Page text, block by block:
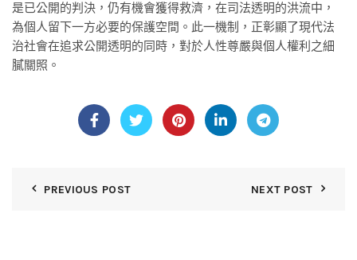
是已公開的判決，仍有機會獲得救濟，在司法透明的洪流中，
為個人留下一方必要的保護空間。此一機制，正彰顯了現代法
治社會在追求公開透明的同時，對於人性尊嚴與個人權利之細
膩關照。
PREVIOUS POST NEXT POST